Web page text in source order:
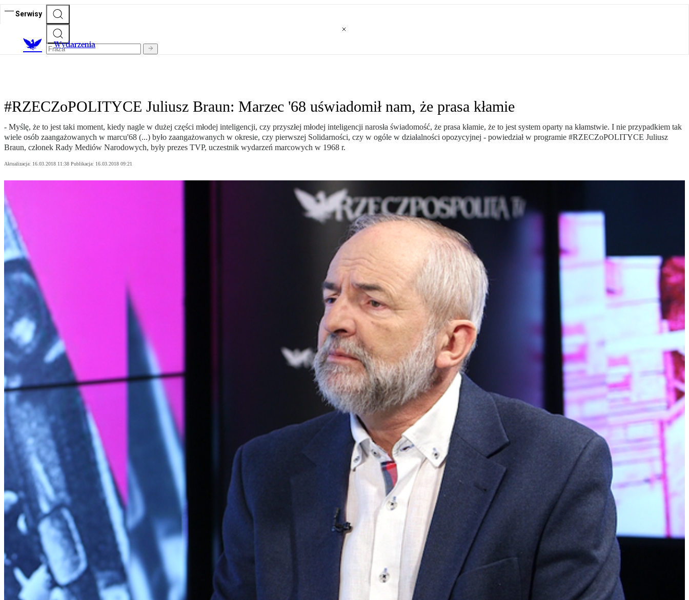
Serwisy
Wydarzenia
#RZECZoPOLITYCE Juliusz Braun: Marzec '68 uświadomił nam, że prasa kłamie
- Myślę, że to jest taki moment, kiedy nagle w dużej części młodej inteligencji, czy przyszłej młodej inteligencji narosła świadomość, że prasa kłamie, że to jest system oparty na kłamstwie. I nie przypadkiem tak
wiele osób zaangażowanych w marcu'68 (...) było zaangażowanych w okresie, czy pierwszej Solidarności, czy w ogóle w działalności opozycyjnej - powiedział w programie #RZECZoPOLITYCE Juliusz
Braun, członek Rady Mediów Narodowych, były prezes TVP, uczestnik wydarzeń marcowych w 1968 r.
Aktualizacja: 16.03.2018 11:38 Publikacja: 16.03.2018 09:21